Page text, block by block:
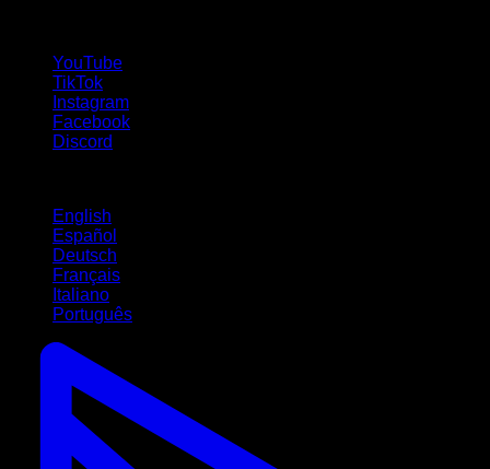
YouTube
TikTok
Instagram
Facebook
Discord
English
Español
Deutsch
Français
Italiano
Português